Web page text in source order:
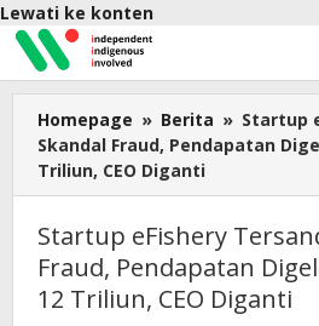
Lewati ke konten
Homepage » Berita » Startup
Skandal Fraud, Pendapatan
Triliun, CEO Diganti
Startup eFishery
Fraud, Pendapatan
12 Triliun, CEO Diganti